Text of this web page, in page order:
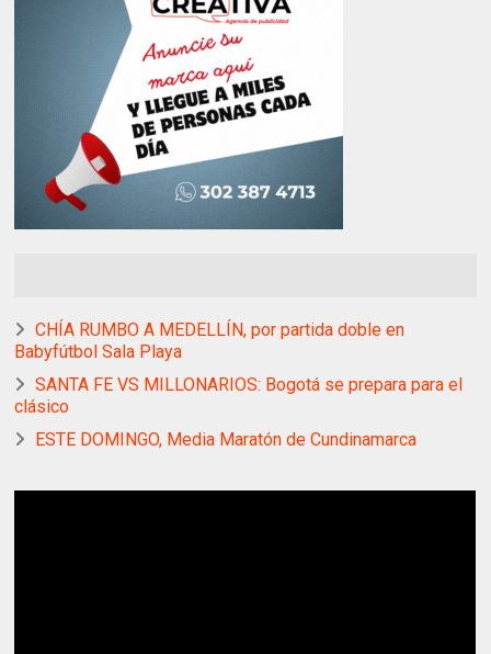
CHÍA RUMBO A MEDELLÍN, por partida doble en
Babyfútbol Sala Playa
SANTA FE VS MILLONARIOS: Bogotá se prepara para el
clásico
ESTE DOMINGO, Media Maratón de Cundinamarca